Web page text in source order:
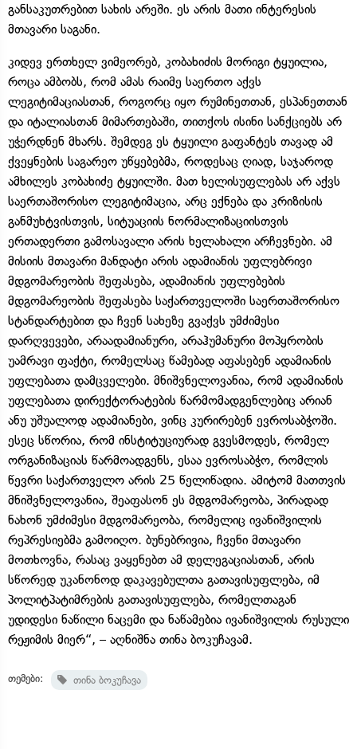
განსაკუთრებით სახის არეში. ეს არის მათი ინტერესის
მთავარი საგანი.
კიდევ ერთხელ ვიმეორებ, კობახიძის მორიგი ტყუილია,
როცა ამბობს, რომ ამას რაიმე საერთო აქვს
ლეგიტიმაციასთან, როგორც იყო რუმინეთთან, ესპანეთთან
და იტალიასთან მიმართებაში, თითქოს ისინი სანქციებს არ
უჭერდნენ მხარს. შემდეგ ეს ტყუილი გაფანტეს თავად ამ
ქვეყნების საგარეო უწყებებმა, როდესაც ღიად, საჯაროდ
ამხილეს კობახიძე ტყუილში. მათ ხელისუფლებას არ აქვს
საერთაშორისო ლეგიტიმაცია, არც ექნება და კრიზისის
განმუხტვისთვის, სიტუაციის ნორმალიზაციისთვის
ერთადერთი გამოსავალი არის ხელახალი არჩევნები. ამ
მისიის მთავარი მანდატი არის ადამიანის უფლებრივი
მდგომარეობის შეფასება, ადამიანის უფლებების
მდგომარეობის შეფასება საქართველოში საერთაშორისო
სტანდარტებით და ჩვენ სახეზე გვაქვს უმძიმესი
დარღვევები, არაადამიანური, არაჰუმანური მოპყრობის
უამრავი ფაქტი, რომელსაც წამებად აფასებენ ადამიანის
უფლებათა დამცველები. მნიშვნელოვანია, რომ ადამიანის
უფლებათა დირექტორატების წარმომადგენლებიც არიან
ანუ უშუალოდ ადამიანები, ვინც კურირებენ ევროსაბჭოში.
ესეც სწორია, რომ ინსტიტუციურად გვესმოდეს, რომელ
ორგანიზაციას წარმოადგენს, ესაა ევროსაბჭო, რომლის
წევრი საქართველო არის 25 წელიწადია. ამიტომ მათთვის
მნიშვნელოვანია, შეაფასონ ეს მდგომარეობა, პირადად
ნახონ უმძიმესი მდგომარეობა, რომელიც ივანიშვილის
რეპრესიებმა გამოიღო. ბუნებრივია, ჩვენი მთავარი
მოთხოვნა, რასაც ვაყენებთ ამ დელეგაციასთან, არის
სწორედ უკანონოდ დაკავებულთა გათავისუფლება, იმ
პოლიტპატიმრების გათავისუფლება, რომელთაგან
უდიდესი ნაწილი ნაცემი და ნაწამებია ივანიშვილის რუსული
რეჟიმის მიერ“, – აღნიშნა თინა ბოკუჩავამ.
თემები: თინა ბოკუჩავა